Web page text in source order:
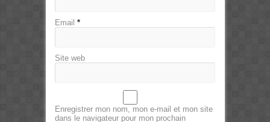
Email *
Site web
Enregistrer mon nom, mon e-mail et mon site
dans le navigateur pour mon prochain